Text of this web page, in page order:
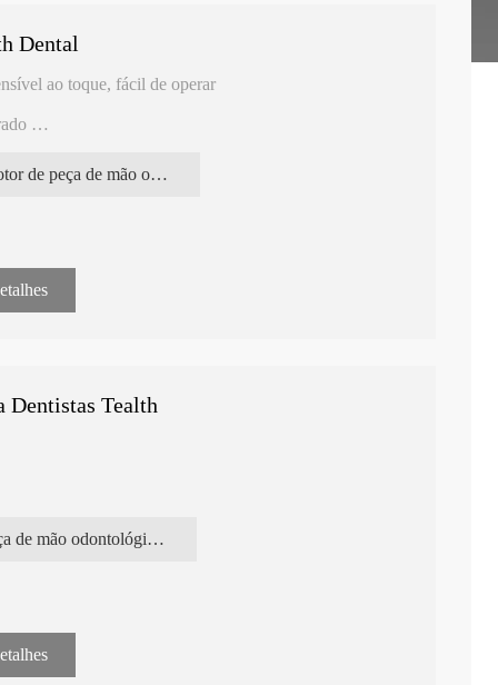
Dental
ao toque, fácil de operar
motor de peça de mão odontológica
Dentistas Tealth
peça de mão odontológica de baixa rotação